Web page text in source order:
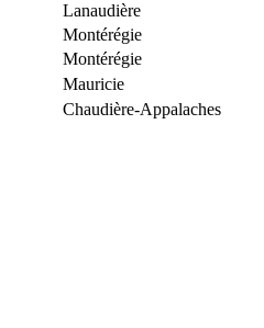
Lanaudière
Montérégie
Montérégie
Mauricie
Chaudière-Appalaches